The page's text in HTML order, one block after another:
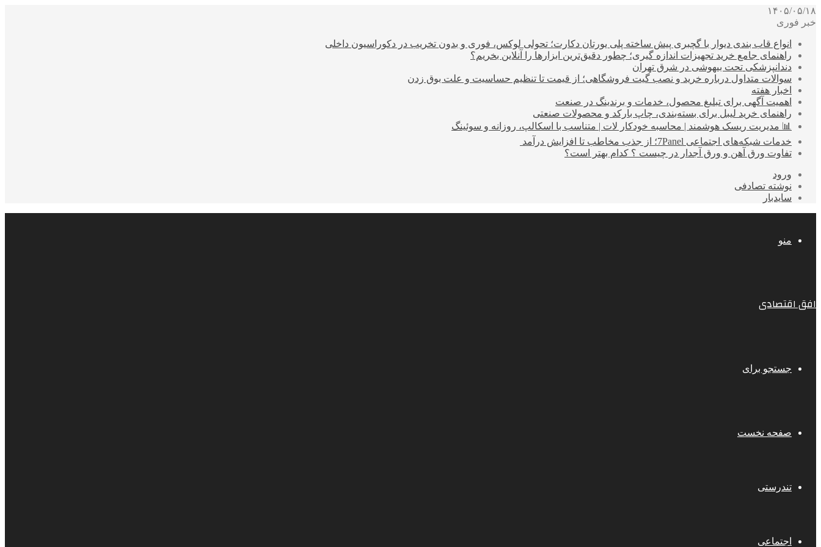
۱۴۰۵/۰۵/۱۸
خبر فوری
انواع قاب بندی دیوار با گچبری پیش ساخته پلی یورتان دکارت؛ تحولی لوکس، فوری و بدون تخریب در دکوراسیون داخلی
راهنمای جامع خرید تجهیزات اندازه گیری؛ چطور دقیق‌ترین ابزارها را آنلاین بخریم؟
دندانپزشکی تحت بیهوشی در شرق تهران
سوالات متداول درباره خرید و نصب گیت فروشگاهی؛ از قیمت تا تنظیم حساسیت و علت بوق زدن
اخبار هفته
اهمیت آگهی برای تبلیغ محصول، خدمات و برندینگ در صنعت
راهنمای خرید لیبل برای بسته‌بندی، چاپ بارکد و محصولات صنعتی
📊 مدیریت ریسک هوشمند | محاسبه خودکار لات | متناسب با اسکالپ، روزانه و سوئینگ
خدمات شبکه‌های اجتماعی 7Panel؛ از جذب مخاطب تا افزایش درآمد
تفاوت ورق آهن و ورق آجدار در چیست ؟ کدام بهتر است؟
ورود
نوشته تصادفی
سایدبار
منو
افق اقتصادی
جستجو برای
صفحه نخست
تندرستی
اجتماعی